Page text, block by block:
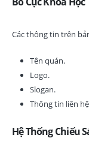
Các thông tin trên
Tên quán.
Logo.
Slogan.
Thông tin liên
Hệ Thống Chiếu